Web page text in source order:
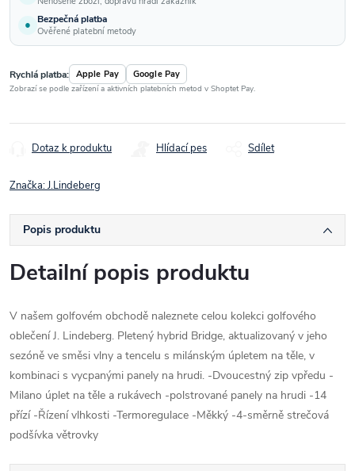
● Bezpečná platba
Ověřené platební metody
Rychlá platba: Apple Pay Google Pay
Zobrazí se podle zařízení a aktivních platebních metod v Shoptet Pay.
Dotaz k produktu Hlídací pes Sdílet
Značka:J.Lindeberg
Popis produktu
Detailní popis produktu
V našem golfovém obchodě naleznete celou kolekci golfového
oblečení J. Lindeberg. Pletený hybrid Bridge, aktualizovaný v jeho
sezóně ve směsi vlny a tencelu s milánským úpletem na těle, v
kombinaci s vycpanými panely na hrudi. -Dvoucestný zip vpředu -
Milano úplet na těle a rukávech -polstrované panely na hrudi -14
přízí -Řízení vlhkosti -Termoregulace -Měkký -4-směrně strečová
podšívka větrovky